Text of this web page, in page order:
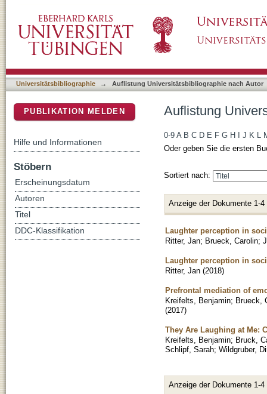
Universitätsbibliographie → Auflistung Universitätsbibliographie nach Autor
Auflistung
0-9 A B C D E F G H J K L
Oder geben Sie die ersten
Sortiert nach:
Anzeige der Dokumente 1-4
Laughter perception in
Ritter, Jan; Brueck, Carolin;
Laughter perception in
Ritter, Jan (2018)
Prefrontal mediation of
Kreifelts, Benjamin; Brueck,
(2017)
They Are Laughing at Me:
Kreifelts, Benjamin; Bruck,
Schlipf, Sarah; Wildgruber,
Anzeige der Dokumente 1-4
PUBLIKATION MELDEN
Hilfe und Informationen
Stöbern
Erscheinungsdatum
Autoren
Titel
DDC-Klassifikation